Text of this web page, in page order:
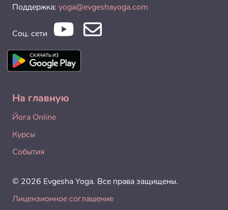
Поддержка: yoga@evgeshayoga.com
Соц. сети
На главную
Йога Online
Курсы
События
© 2026 Evgesha Yoga. Все права защищены.
Лицензионное соглашение